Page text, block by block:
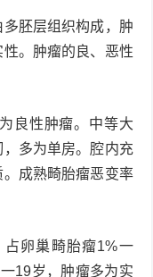
胚层组织构成，肿
。肿瘤的良、恶性
良性肿瘤。中等大
多为单房。腔内充
成熟畸胎瘤恶变率
卵巢畸胎瘤1%一
19岁，肿瘤多为实